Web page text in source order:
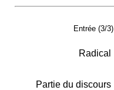
Entrée (3/3)
Radical
Partie du discours